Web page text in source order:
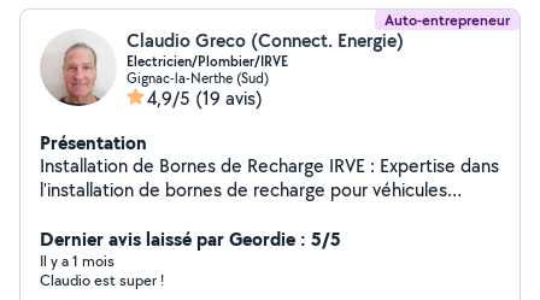
Auto-entrepreneur
Claudio Greco (Connect. Energie)
Electricien/Plombier/IRVE
Gignac-la-Nerthe (Sud)
4,9/5 (19 avis)
Présentation
Installation de Bornes de Recharge IRVE : Expertise dans
l'installation de bornes de recharge pour véhicules
performance. Analyse des besoins pour le choix de la
borne adaptée (puissance, emplacement, etc.). Mise
en service et conseils sur l'utilisation optimale de ces
Dernier avis laissé par Geordie : 5/5
Il y a 1 mois
Claudio est super !